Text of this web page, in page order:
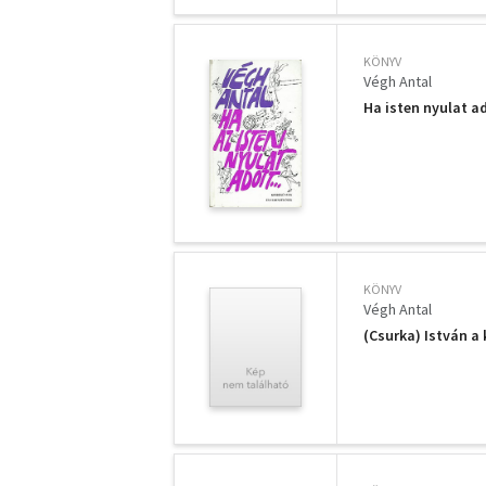
KÖNYV
Végh Antal
Ha isten nyulat
KÖNYV
Végh Antal
(Csurka) István a